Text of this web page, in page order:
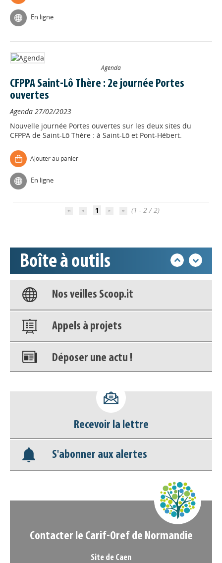
En ligne
Agenda
CFPPA Saint-Lô Thère : 2e journée Portes
ouvertes
Agenda 27/02/2023
Nouvelle journée Portes ouvertes sur les deux sites du
CFPPA de Saint-Lô Thère : à Saint-Lô et Pont-Hébert.
Ajouter au panier
En ligne
1 (1 - 2 / 2)
Boîte à outils
Appels à projets
Base documentaire
Nos veilles Scoop.it
Appels à projets
Déposer une actu !
déconnecter)
Base documentaire
Nos veilles Scoop.it
Recevoir la lettre
S'abonner aux alertes
Contacter le Carif-Oref de Normandie
Site de Caen